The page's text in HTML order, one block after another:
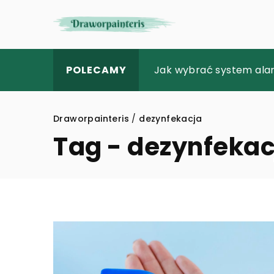
POLECAMY Jak rehabilitacja może
Jak wybrać system
Zalety nowoczesnego
Draworpainteris / dezynfekacja
Tag -